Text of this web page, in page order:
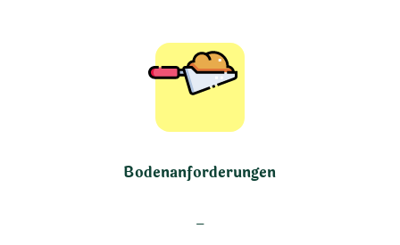
Bodenanforderungen
–